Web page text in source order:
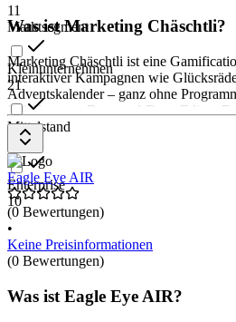
11
Marktsegment
Kleinunternehmen
21
Mittelstand
20
Enterprise
10
Was ist Marketing Chäschtli?
Marketing Chäschtli ist eine
interaktiver Kampagnen wie
Adventskalender – ganz ohne
Spielformate, Drag-and-Drop-Editor,
Loyalty-Programme und API-
Teams bei der Umsetzung.
Eagle Eye AIR
(0 Bewertungen)
•
Keine Preisinformationen
(0 Bewertungen)
Was ist Eagle Eye AIR?